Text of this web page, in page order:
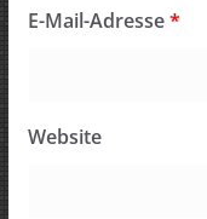
E-Mail-Adresse*
Website